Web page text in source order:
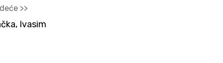
>>
Ivasim